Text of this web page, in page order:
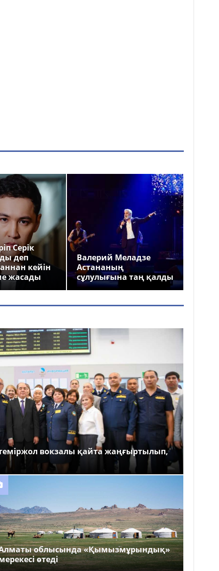
Серік
деп
кейін
жасады
Валерий Меладзе
Астананың
сұлулығына таң қалды
вокзалы қайта жаңғыртылып,
облысында «Қымызмұрындық»
өтеді